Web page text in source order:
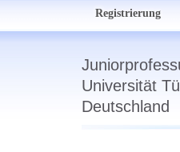
Registrierung
Universität
Deutschland